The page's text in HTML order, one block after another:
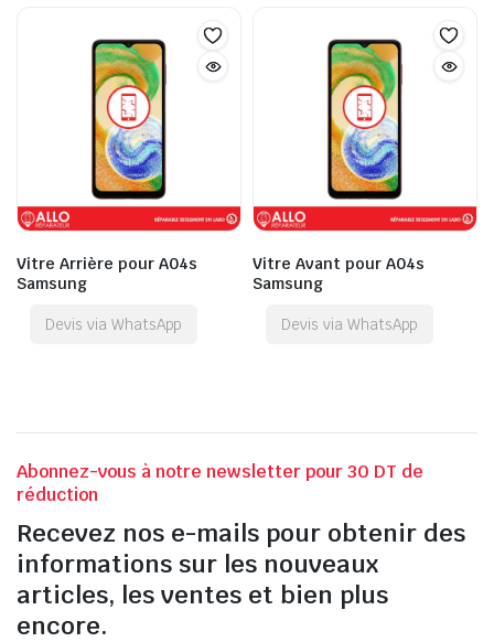
Vitre Arrière pour A04s
Samsung
Devis via WhatsApp
Vitre Avant pour A04s
Samsung
Devis via WhatsApp
Abonnez-vous à notre newsletter pour 30 DT de
réduction
Recevez nos e-mails pour obtenir des
informations sur les nouveaux
articles, les ventes et bien plus
encore.